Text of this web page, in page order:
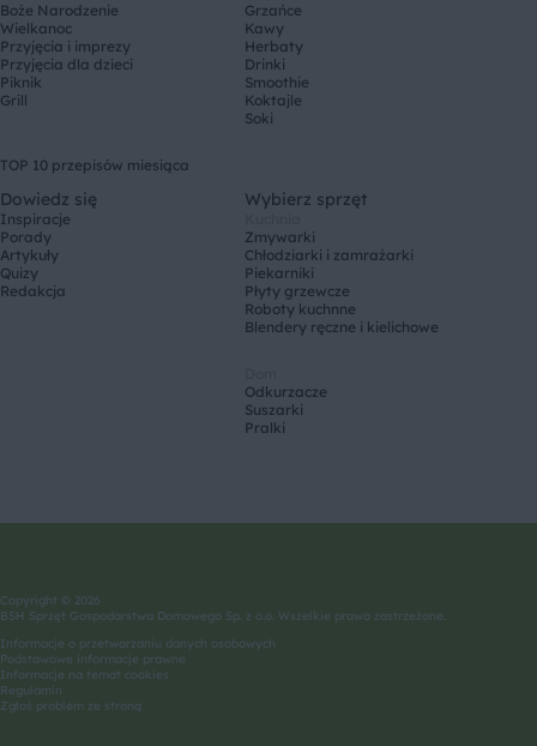
Boże Narodzenie
Wielkanoc
Przyjęcia i imprezy
Przyjęcia dla dzieci
Piknik
Grill
Grzańce
Kawy
Herbaty
Drinki
Smoothie
Koktajle
Soki
TOP 10 przepisów miesiąca
Dowiedz się
Inspiracje
Porady
Artykuły
Quizy
Redakcja
Wybierz sprzęt
Zmywarki
Chłodziarki i zamrażarki
Piekarniki
Płyty grzewcze
Roboty kuchnne
Blendery ręczne i kielichowe
Odkurzacze
Suszarki
Pralki
Copyright © 2026
BSH Sprzęt Gospodarstwa Domowego Sp. z o.o. Wszelkie prawa zastrzeżone.
Informacje o przetwarzaniu danych osobowych
Podstawowe informacje prawne
Informacje na temat cookies
Regulamin
Zgłoś problem ze stroną